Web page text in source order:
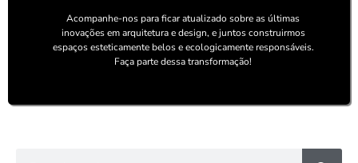
Acompanhe-nos para ficar atualizado sobre as últimas
inovações em arquitetura e design, e juntos construirmos
espaços esteticamente belos e ecologicamente responsáveis.
Faça parte dessa transformação!